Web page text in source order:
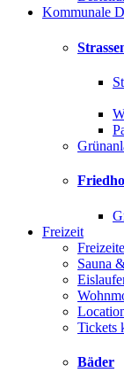
Kommunale
Freizeit
Sauna
Tickets
Bäder